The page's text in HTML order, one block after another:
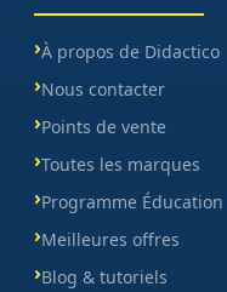
À propos de Didactico
Nous contacter
Points de vente
Toutes les marques
Programme Éducation
Meilleures offres
Blog & tutoriels